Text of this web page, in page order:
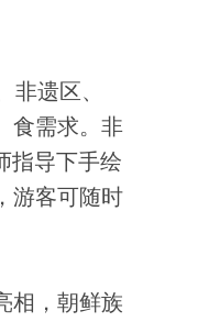
遗区、
食需求。非
指导下手绘
游客可随时
相，朝鲜族